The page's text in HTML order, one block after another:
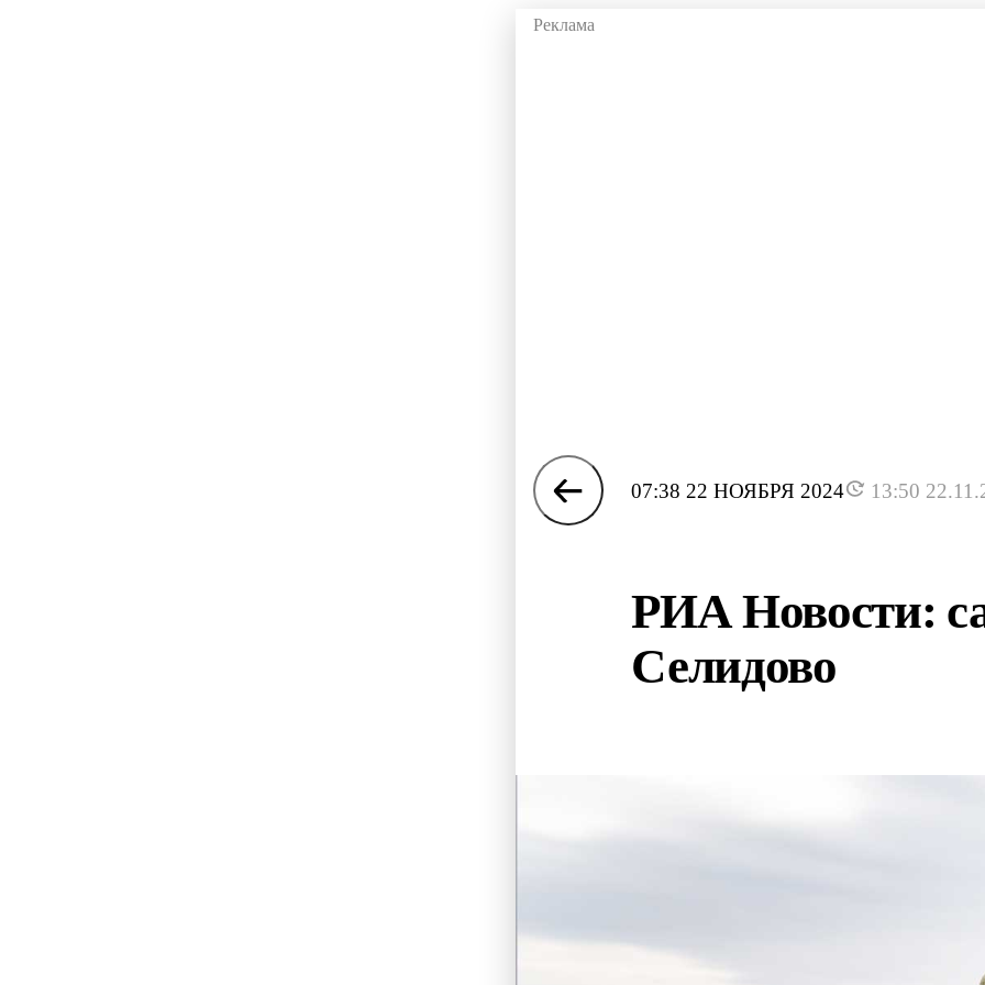
07:38 22 НОЯБРЯ 2024 13:50
РИА Новости:
Селидово